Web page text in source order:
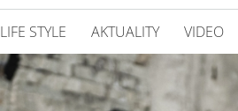
LIFE STYLE AKTUALITY VIDEO